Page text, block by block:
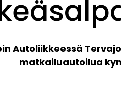
Autoliikkeessä
matkailuautoilua